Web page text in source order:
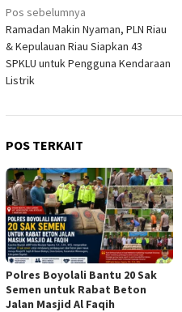
Navigasi
pos
Pos sebelumnya
Ramadan Makin Nyaman, PLN Riau
& Kepulauan Riau Siapkan 43
SPKLU untuk Pengguna Kendaraan
Listrik
POS TERKAIT
Polres Boyolali Bantu 20 Sak
Semen untuk Rabat Beton
Jalan Masjid Al Faqih